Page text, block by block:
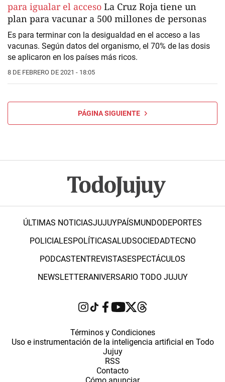
para igualar el acceso La Cruz Roja tiene un
plan para vacunar a 500 millones de personas
Es para terminar con la desigualdad en el acceso a las
vacunas. Según datos del organismo, el 70% de las dosis
se aplicaron en los países más ricos.
8 DE FEBRERO DE 2021 - 18:05
PÁGINA SIGUIENTE
ÚLTIMAS NOTICIASJUJUYPAÍSMUNDODEPORTES
POLICIALESPOLÍTICASALUDSOCIEDADTECNO
PODCASTENTREVISTASESPECTÁCULOS
NEWSLETTERANIVERSARIO TODO JUJUY
Términos y Condiciones
Uso e instrumentación de la inteligencia artificial en Todo
Jujuy
RSS
Contacto
Cómo anunciar